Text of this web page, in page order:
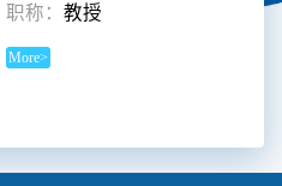
职称：教授
More>